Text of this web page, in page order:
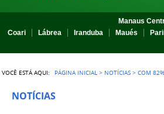
Manaus
Coari
Lábrea Iranduba Maués
VOCÊ ESTÁ AQUI: PÁGINA INICIAL > NOTÍCIAS >COM
NOTÍCIAS